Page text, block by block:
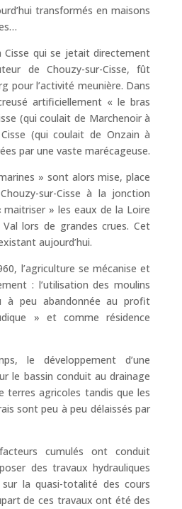
transformés en maisons
Cisse qui se jetait directement
de Chouzy-sur-Cisse, fût
pour l’activité meunière. Dans
artificiellement « le bras
(qui coulait de Marchenoir à
(qui coulait de Onzain à
par une vaste marécageuse.
» sont alors mise, place
sur-Cisse à la jonction
» les eaux de la Loire
lors de grandes crues. Cet
aujourd’hui.
l’agriculture se mécanise et
: l’utilisation des moulins
à peu abandonnée au profit
» et comme résidence
le développement d’une
le bassin conduit au drainage
terres agricoles tandis que les
sont peu à peu délaissés par
cumulés ont conduit
des travaux hydrauliques
la quasi-totalité des cours
de ces travaux ont été des